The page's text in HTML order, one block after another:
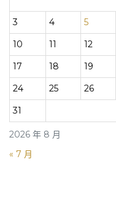
2026 年 8 月
3
4 5
10
11 12
17
18 19
24
25 26
31
« 7 月